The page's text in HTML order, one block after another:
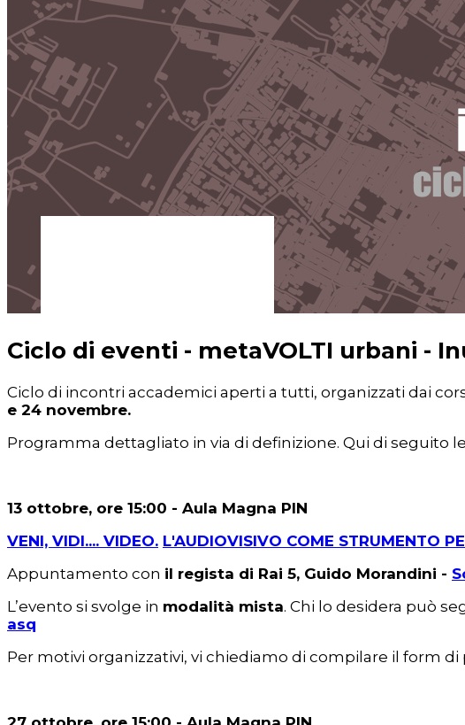
Ciclo di eventi - metaVOLTI urbani -
Ciclo di incontri accademici aperti a tutti, organizzati dai
e 24 novembre.
Programma dettagliato in via di definizione. Qui di seguito
13 ottobre, ore 15:00 - Aula Magna PIN
VENI, VIDI.... VIDEO. L'AUDIOVISIVO COME STRUMENTO
Appuntamento con il regista di Rai 5, Guido Morandini -
L’evento si svolge in modalità mista. Chi lo desidera può
asq
Per motivi organizzativi, vi chiediamo di compilare il form di